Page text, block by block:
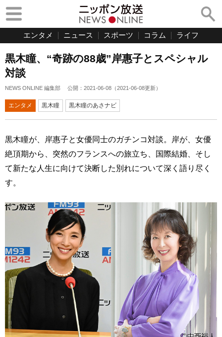
エンタメ ニュース スポーツ コラム ライフ
黒木瞳、“奇跡の88歳”岸惠子とスペシャル
対談
NEWS ONLINE 編集部 公開： 2021-06-08 （2021-06-08更新）
エンタメ 黒木瞳 黒木瞳のあさナビ
黒木瞳が、岸惠子と女優同士のガチンコ対談。岸が、女優
絶頂期から、突然のフランスへの旅立ち、国際結婚、そし
て新たな人生に向けて決断した別れについて深く語り尽く
す。